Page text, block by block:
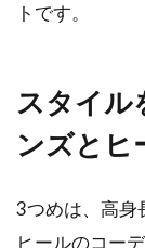
トです。
スタイル
ンズとヒ
3つめは、高身
ヒールのコー